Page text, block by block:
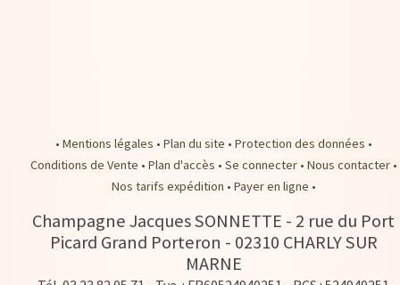
• Mentions légales • Plan du site • Protection des données •
Conditions de Vente • Plan d'accès • Se connecter • Nous contacter •
Nos tarifs expédition • Payer en ligne •
Champagne Jacques SONNETTE - 2 rue du Port
Picard Grand Porteron - 02310 CHARLY SUR
MARNE